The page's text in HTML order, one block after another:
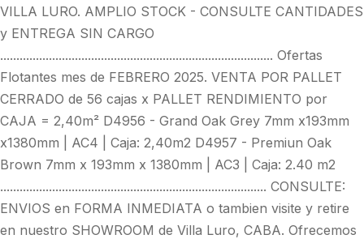
VILLA LURO. AMPLIO STOCK - CONSULTE CANTIDADES
y ENTREGA SIN CARGO
.................................................................................... Ofertas
Flotantes mes de FEBRERO 2025. VENTA POR PALLET
CERRADO de 56 cajas x PALLET RENDIMIENTO por
CAJA = 2,40m² D4956 - Grand Oak Grey 7mm x193mm
x1380mm | AC4 | Caja: 2,40m2 D4957 - Premiun Oak
Brown 7mm x 193mm x 1380mm | AC3 | Caja: 2.40 m2
.................................................................................. CONSULTE:
ENVIOS en FORMA INMEDIATA o tambien visite y retire
en nuestro SHOWROOM de Villa Luro, CABA. Ofrecemos